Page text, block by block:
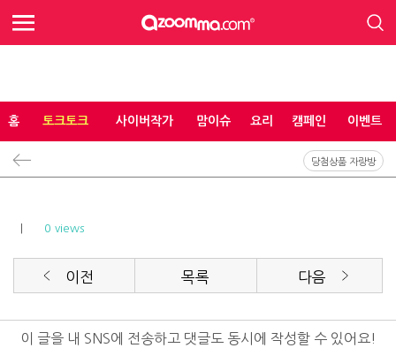
홈 토크토크 사이버작가 맘이슈 요리 캠페인 이벤트
당첨상품 자랑방
0 views
이전 목록 다음
이 글을 내 SNS에 전송하고 댓글도 동시에 작성할 수 있어요!